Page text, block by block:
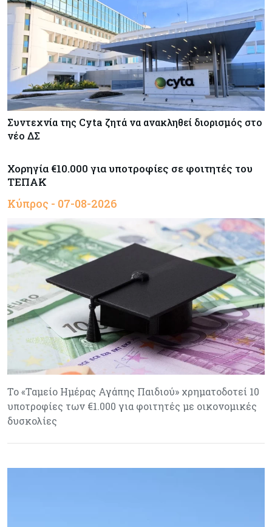
Συντεχνία της Cyta ζητά να ανακληθεί διορισμός στο
νέο ΔΣ
Χορηγία €10.000 για υποτροφίες σε φοιτητές του
ΤΕΠΑΚ
Κύπρος - 07-08-2026
Το «Ταμείο Ημέρας Αγάπης Παιδιού» χρηματοδοτεί 10
υποτροφίες των €1.000 για φοιτητές με οικονομικές
δυσκολίες